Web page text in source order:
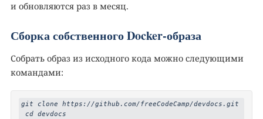
и обновляются раз в месяц.
Сборка собственного Docker-образа
Собрать образ из исходного кода можно следующими
командами:
git clone https://github.com/freeCodeCamp/devdocs.git
cd devdocs